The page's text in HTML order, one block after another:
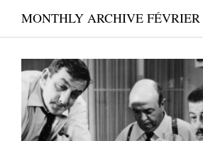
MONTHLY ARCHIVE FÉVRIER